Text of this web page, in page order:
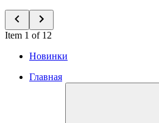
Item 1 of 12
Новинки
Главная